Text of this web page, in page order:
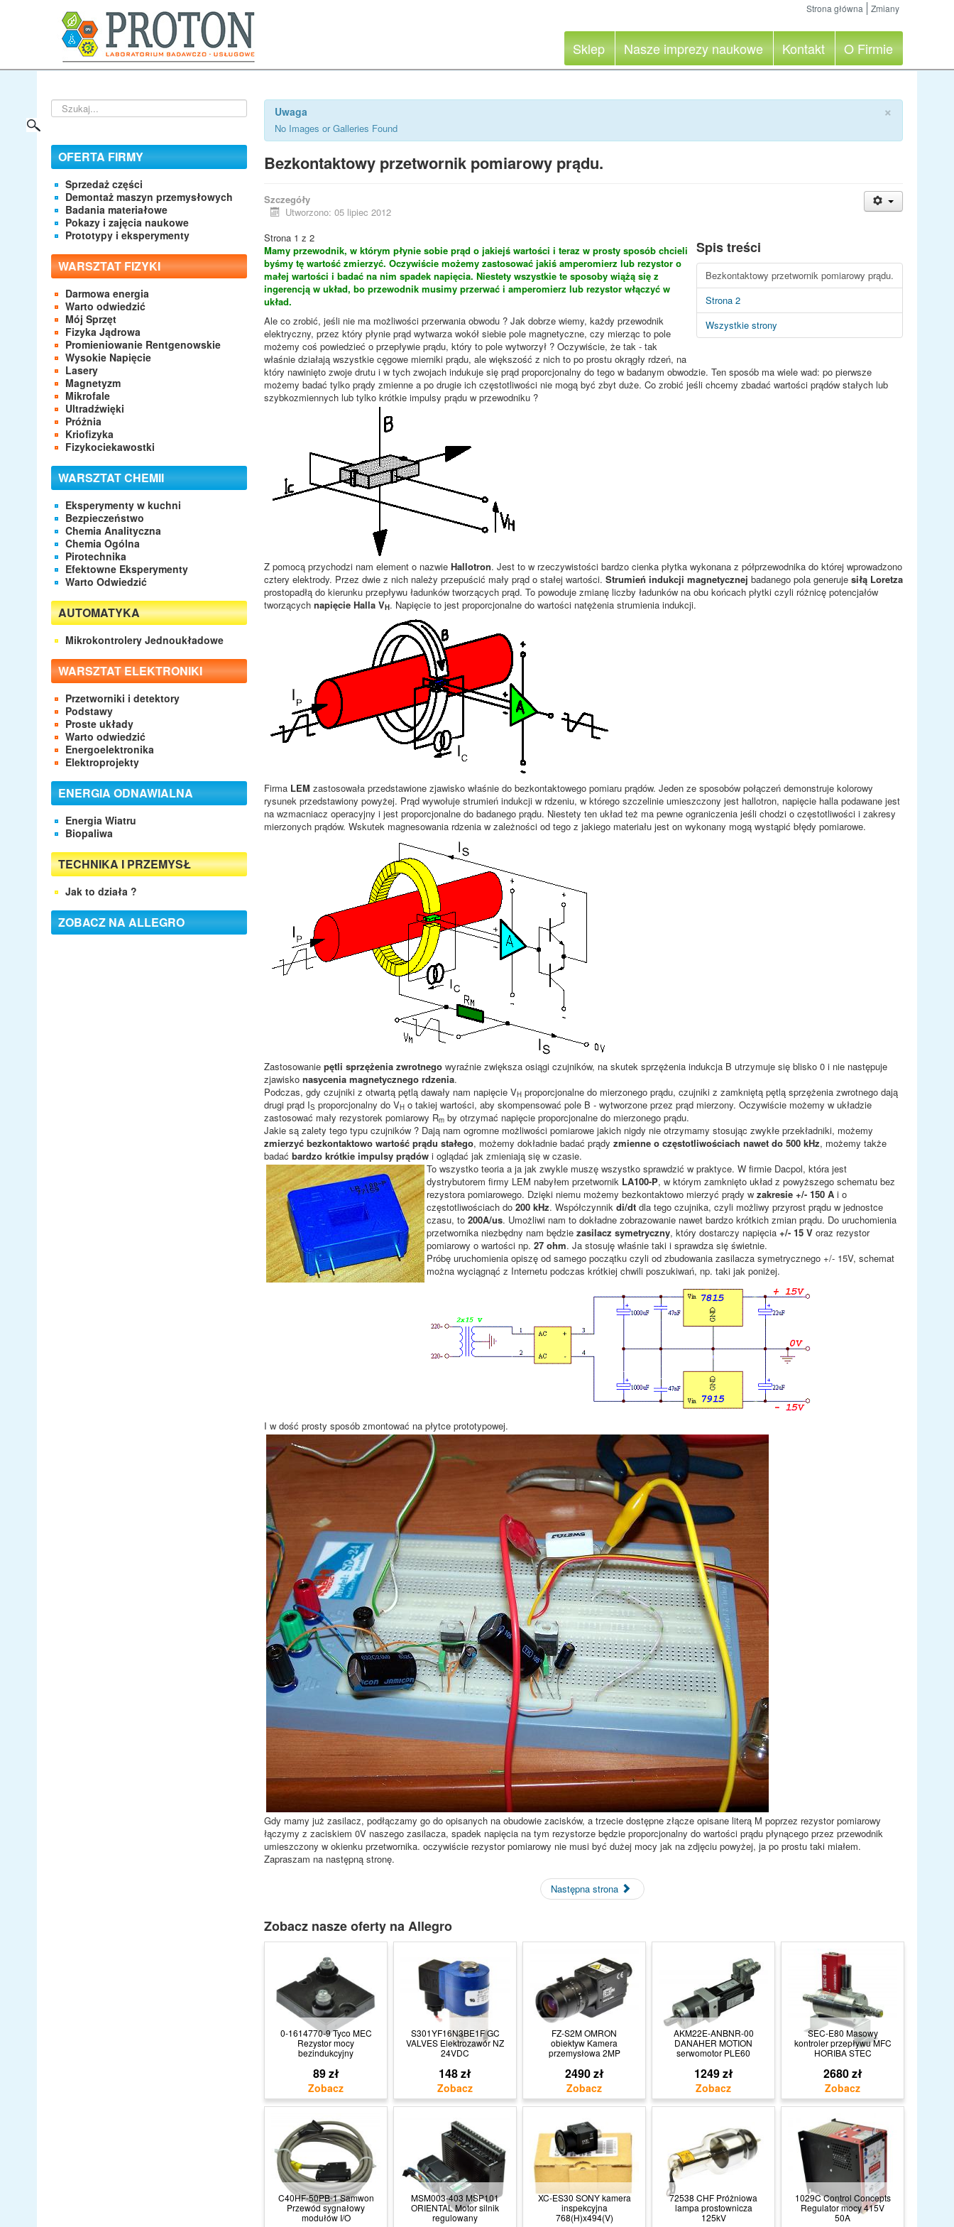
Strona główna Zmiany
Sklep Nasze imprezy naukowe Kontakt O Firmie
Szukaj...
OFERTA FIRMY
Sprzedaż części
Demontaż maszyn przemysłowych
Badania materiałowe
Pokazy i zajęcia naukowe
Prototypy i eksperymenty
WARSZTAT FIZYKI
Darmowa energia
Warto odwiedzić
Mój Sprzęt
Fizyka Jądrowa
Promieniowanie Rentgenowskie
Wysokie Napięcie
Lasery
Magnetyzm
Mikrofale
Ultradźwięki
Próżnia
Kriofizyka
Fizykociekawostki
WARSZTAT CHEMII
Eksperymenty w kuchni
Bezpieczeństwo
Chemia Analityczna
Chemia Ogólna
Pirotechnika
Efektowne Eksperymenty
Warto Odwiedzić
AUTOMATYKA
Mikrokontrolery Jednoukładowe
WARSZTAT ELEKTRONIKI
Przetworniki i detektory
Podstawy
Proste układy
Warto odwiedzić
Energoelektronika
Elektroprojekty
ENERGIA ODNAWIALNA
Energia Wiatru
Biopaliwa
TECHNIKA I PRZEMYSŁ
Jak to działa ?
ZOBACZ NA ALLEGRO
×
Uwaga
No Images or Galleries Found
Bezkontaktowy przetwornik pomiarowy prądu.
Szczegóły
Utworzono: 05 lipiec 2012
Spis treści
Bezkontaktowy przetwornik pomiarowy prądu.
Strona 2
Wszystkie strony
Strona 1 z 2
Mamy przewodnik, w którym płynie sobie prąd o jakiejś wartości i teraz w prosty sposób chcieli
byśmy tę wartość zmierzyć. Oczywiście możemy zastosować jakiś amperomierz lub rezystor o
małej wartości i badać na nim spadek napięcia. Niestety wszystkie te sposoby wiążą się z
ingerencją w układ, bo przewodnik musimy przerwać i amperomierz lub rezystor włączyć w
układ.
Ale co zrobić, jeśli nie ma możliwości przerwania obwodu ? Jak dobrze wiemy, każdy przewodnik
elektryczny, przez który płynie prąd wytwarza wokół siebie pole magnetyczne, czy mierząc to pole
możemy coś powiedzieć o przepływie prądu, który to pole wytworzył ? Oczywiście, że tak - tak
właśnie działają wszystkie cęgowe mierniki prądu, ale większość z nich to po prostu okrągły rdzeń, na
który nawinięto zwoje drutu i w tych zwojach indukuje się prąd proporcjonalny do tego w badanym obwodzie. Ten sposób ma wiele wad: po pierwsze
możemy badać tylko prądy zmienne a po drugie ich częstotliwości nie mogą być zbyt duże. Co zrobić jeśli chcemy zbadać wartości prądów stałych lub
szybkozmiennych lub tylko krótkie impulsy prądu w przewodniku ?
Z pomocą przychodzi nam element o nazwie Hallotron. Jest to w rzeczywistości bardzo cienka płytka wykonana z półprzewodnika do której wprowadzono
cztery elektrody. Przez dwie z nich należy przepuścić mały prąd o stałej wartości. Strumień indukcji magnetycznej badanego pola generuje siłą Loretza
prostopadłą do kierunku przepływu ładunków tworzących prąd. To powoduje zmianę liczby ładunków na obu końcach płytki czyli różnicę potencjałów
tworzących napięcie Halla VH. Napięcie to jest proporcjonalne do wartości natężenia strumienia indukcji.
Firma LEM zastosowała przedstawione zjawisko właśnie do bezkontaktowego pomiaru prądów. Jeden ze sposobów połączeń demonstruje kolorowy
rysunek przedstawiony powyżej. Prąd wywołuje strumień indukcji w rdzeniu, w którego szczelinie umieszczony jest hallotron, napięcie halla podawane jest
na wzmacniacz operacyjny i jest proporcjonalne do badanego prądu. Niestety ten układ też ma pewne ograniczenia jeśli chodzi o częstotliwości i zakresy
mierzonych prądów. Wskutek magnesowania rdzenia w zależności od tego z jakiego materiału jest on wykonany mogą wystąpić błędy pomiarowe.
Zastosowanie pętli sprzężenia zwrotnego wyraźnie zwiększa osiągi czujników, na skutek sprzężenia indukcja B utrzymuje się blisko 0 i nie następuje
zjawisko nasycenia magnetycznego rdzenia.
Podczas, gdy czujniki z otwartą pętlą dawały nam napięcie VH proporcjonalne do mierzonego prądu, czujniki z zamkniętą pętlą sprzężenia zwrotnego dają
drugi prąd IS proporcjonalny do VH o takiej wartości, aby skompensować pole B - wytworzone przez prąd mierzony. Oczywiście możemy w układzie
zastosować mały rezystorek pomiarowy Rm by otrzymać napięcie proporcjonalne do mierzonego prądu.
Jakie są zalety tego typu czujników ? Dają nam ogromne możliwości pomiarowe jakich nigdy nie otrzymamy stosując zwykłe przekładniki, możemy
zmierzyć bezkontaktowo wartość prądu stałego, możemy dokładnie badać prądy zmienne o częstotliwościach nawet do 500 kHz, możemy także
badać bardzo krótkie impulsy prądów i oglądać jak zmieniają się w czasie.
To wszystko teoria a ja jak zwykle muszę wszystko sprawdzić w praktyce. W firmie Dacpol, która jest
dystrybutorem firmy LEM nabyłem przetwornik LA100-P, w którym zamknięto układ z powyższego schematu bez
rezystora pomiarowego. Dzięki niemu możemy bezkontaktowo mierzyć prądy w zakresie +/- 150 A i o
częstotliwościach do 200 kHz. Współczynnik di/dt dla tego czujnika, czyli możliwy przyrost prądu w jednostce
czasu, to 200A/us. Umożliwi nam to dokładne zobrazowanie nawet bardzo krótkich zmian prądu. Do uruchomienia
przetwornika niezbędny nam będzie zasilacz symetryczny, który dostarczy napięcia +/- 15 V oraz rezystor
pomiarowy o wartości np. 27 ohm. Ja stosuję właśnie taki i sprawdza się świetnie.
Próbę uruchomienia opiszę od samego początku czyli od zbudowania zasilacza symetrycznego +/- 15V, schemat
można wyciągnąć z Internetu podczas krótkiej chwili poszukiwań, np. taki jak poniżej.
I w dość prosty sposób zmontować na płytce prototypowej.
Gdy mamy już zasilacz, podłączamy go do opisanych na obudowie zacisków, a trzecie dostępne złącze opisane literą M poprzez rezystor pomiarowy
łączymy z zaciskiem 0V naszego zasilacza, spadek napięcia na tym rezystorze będzie proporcjonalny do wartości prądu płynącego przez przewodnik
umieszczony w okienku przetwornika. oczywiście rezystor pomiarowy nie musi być dużej mocy jak na zdjęciu powyżej, ja po prostu taki miałem.
Zapraszam na następną stronę.
Następna strona
Zobacz nasze oferty na Allegro
0-1614770-9 Tyco MEC
Rezystor mocy
bezindukcyjny
89 zł
S301YF16N3BE1F GC
VALVES Elektrozawór NZ
24VDC
148 zł
FZ-S2M OMRON
obiektyw Kamera
przemysłowa 2MP
2490 zł
AKM22E-ANBNR-00
DANAHER MOTION
serwomotor PLE60
1249 zł
SEC-E80 Masowy
kontroler przepływu MFC
HORIBA STEC
2680 zł
C40HF-50PB-1 Samwon
Przewód sygnałowy
modułów I/O
MSM003-403 MSP101
ORIENTAL Motor silnik
regulowany
XC-ES30 SONY kamera
inspekcyjna
768(H)x494(V)
72538 CHF Próżniowa
lampa prostownicza
125kV
1029C Control Concepts
Regulator mocy 415V
50A